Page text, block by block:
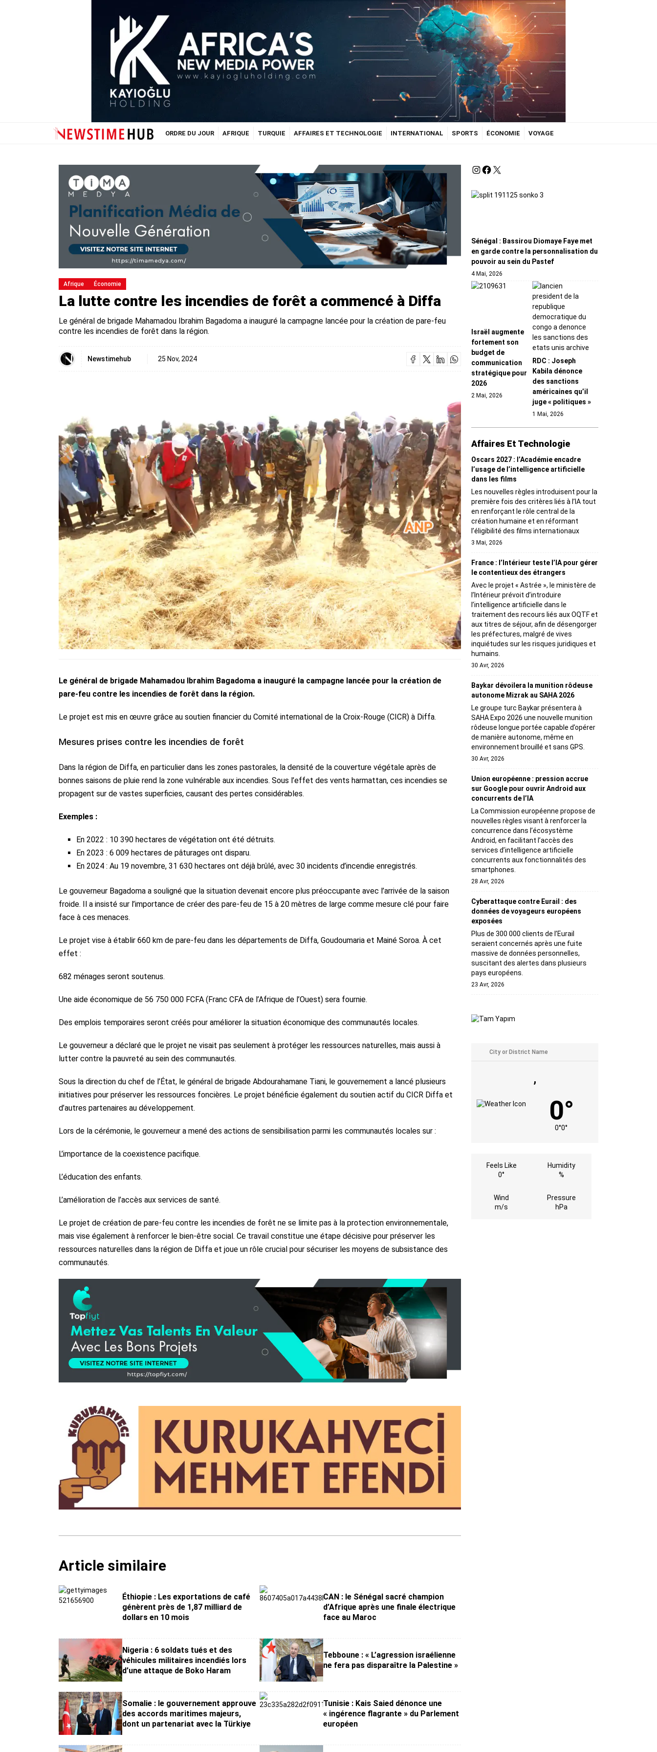
ORDRE DU JOUR AFRIQUE TURQUIE AFFAIRES ET TECHNOLOGIE INTERNATIONAL SPORTS ÉCONOMIE VOYAGE
Afrique Économie
La lutte contre les incendies de forêt a commencé à Diffa
Le général de brigade Mahamadou Ibrahim Bagadoma a inauguré la campagne lancée pour la création de pare-feu
contre les incendies de forêt dans la région.
Newstimehub 25 Nov, 2024
Le général de brigade Mahamadou Ibrahim Bagadoma a inauguré la campagne lancée pour la création de
pare-feu contre les incendies de forêt dans la région.
Le projet est mis en œuvre grâce au soutien financier du Comité international de la Croix-Rouge (CICR) à Diffa.
Mesures prises contre les incendies de forêt
Dans la région de Diffa, en particulier dans les zones pastorales, la densité de la couverture végétale après de
bonnes saisons de pluie rend la zone vulnérable aux incendies. Sous l’effet des vents harmattan, ces incendies se
propagent sur de vastes superficies, causant des pertes considérables.
Exemples :
En 2022 : 10 390 hectares de végétation ont été détruits.
En 2023 : 6 009 hectares de pâturages ont disparu.
En 2024 : Au 19 novembre, 31 630 hectares ont déjà brûlé, avec 30 incidents d’incendie enregistrés.
Le gouverneur Bagadoma a souligné que la situation devenait encore plus préoccupante avec l’arrivée de la saison
froide. Il a insisté sur l’importance de créer des pare-feu de 15 à 20 mètres de large comme mesure clé pour faire
face à ces menaces.
Le projet vise à établir 660 km de pare-feu dans les départements de Diffa, Goudoumaria et Mainé Soroa. À cet
effet :
682 ménages seront soutenus.
Une aide économique de 56 750 000 FCFA (Franc CFA de l’Afrique de l’Ouest) sera fournie.
Des emplois temporaires seront créés pour améliorer la situation économique des communautés locales.
Le gouverneur a déclaré que le projet ne visait pas seulement à protéger les ressources naturelles, mais aussi à
lutter contre la pauvreté au sein des communautés.
Sous la direction du chef de l’État, le général de brigade Abdourahamane Tiani, le gouvernement a lancé plusieurs
initiatives pour préserver les ressources foncières. Le projet bénéficie également du soutien actif du CICR Diffa et
d’autres partenaires au développement.
Lors de la cérémonie, le gouverneur a mené des actions de sensibilisation parmi les communautés locales sur :
L’importance de la coexistence pacifique.
L’éducation des enfants.
L’amélioration de l’accès aux services de santé.
Le projet de création de pare-feu contre les incendies de forêt ne se limite pas à la protection environnementale,
mais vise également à renforcer le bien-être social. Ce travail constitue une étape décisive pour préserver les
ressources naturelles dans la région de Diffa et joue un rôle crucial pour sécuriser les moyens de subsistance des
communautés.
Article similaire
Éthiopie : Les exportations de café
génèrent près de 1,87 milliard de
dollars en 10 mois
CAN : le Sénégal sacré champion
d’Afrique après une finale électrique
face au Maroc
Nigeria : 6 soldats tués et des
véhicules militaires incendiés lors
d’une attaque de Boko Haram
Tebboune : « L’agression israélienne
ne fera pas disparaître la Palestine »
Somalie : le gouvernement approuve
des accords maritimes majeurs,
dont un partenariat avec la Türkiye
Tunisie : Kais Saied dénonce une
« ingérence flagrante » du Parlement
européen
Sénégal : Bassirou Diomaye Faye met
en garde contre la personnalisation du
pouvoir au sein du Pastef
4 Mai, 2026
Israël augmente
fortement son
budget de
communication
stratégique pour
2026
2 Mai, 2026
RDC : Joseph
Kabila dénonce
des sanctions
américaines qu’il
juge « politiques »
1 Mai, 2026
Affaires Et Technologie
Oscars 2027 : l’Académie encadre
l’usage de l’intelligence artificielle
dans les films
Les nouvelles règles introduisent pour la
première fois des critères liés à l’IA tout
en renforçant le rôle central de la
création humaine et en réformant
l’éligibilité des films internationaux
3 Mai, 2026
France : l’Intérieur teste l’IA pour gérer
le contentieux des étrangers
Avec le projet « Astrée », le ministère de
l’Intérieur prévoit d’introduire
l’intelligence artificielle dans le
traitement des recours liés aux OQTF et
aux titres de séjour, afin de désengorger
les préfectures, malgré de vives
inquiétudes sur les risques juridiques et
humains.
30 Avr, 2026
Baykar dévoilera la munition rôdeuse
autonome Mizrak au SAHA 2026
Le groupe turc Baykar présentera à
SAHA Expo 2026 une nouvelle munition
rôdeuse longue portée capable d’opérer
de manière autonome, même en
environnement brouillé et sans GPS.
30 Avr, 2026
Union européenne : pression accrue
sur Google pour ouvrir Android aux
concurrents de l’IA
La Commission européenne propose de
nouvelles règles visant à renforcer la
concurrence dans l’écosystème
Android, en facilitant l’accès des
services d’intelligence artificielle
concurrents aux fonctionnalités des
smartphones.
28 Avr, 2026
Cyberattaque contre Eurail : des
données de voyageurs européens
exposées
Plus de 300 000 clients de l’Eurail
seraient concernés après une fuite
massive de données personnelles,
suscitant des alertes dans plusieurs
pays européens.
23 Avr, 2026
,
0°
0°0°
Feels Like
0°
Humidity
%
Wind
m/s
Pressure
hPa